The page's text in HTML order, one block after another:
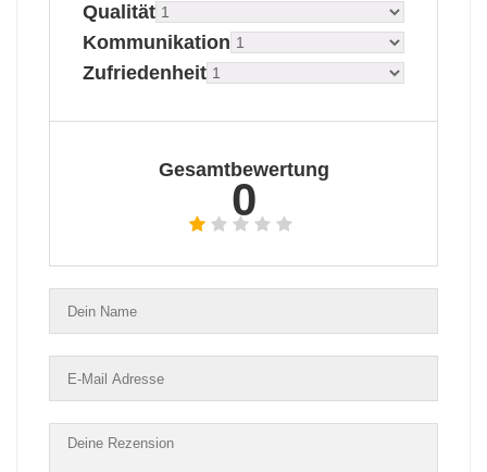
Qualität
Kommunikation
Zufriedenheit
Gesamtbewertung
0